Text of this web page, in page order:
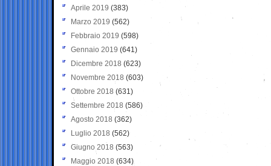
Aprile 2019 (383)
Marzo 2019 (562)
Febbraio 2019 (598)
Gennaio 2019 (641)
Dicembre 2018 (623)
Novembre 2018 (603)
Ottobre 2018 (631)
Settembre 2018 (586)
Agosto 2018 (362)
Luglio 2018 (562)
Giugno 2018 (563)
Maggio 2018 (634)